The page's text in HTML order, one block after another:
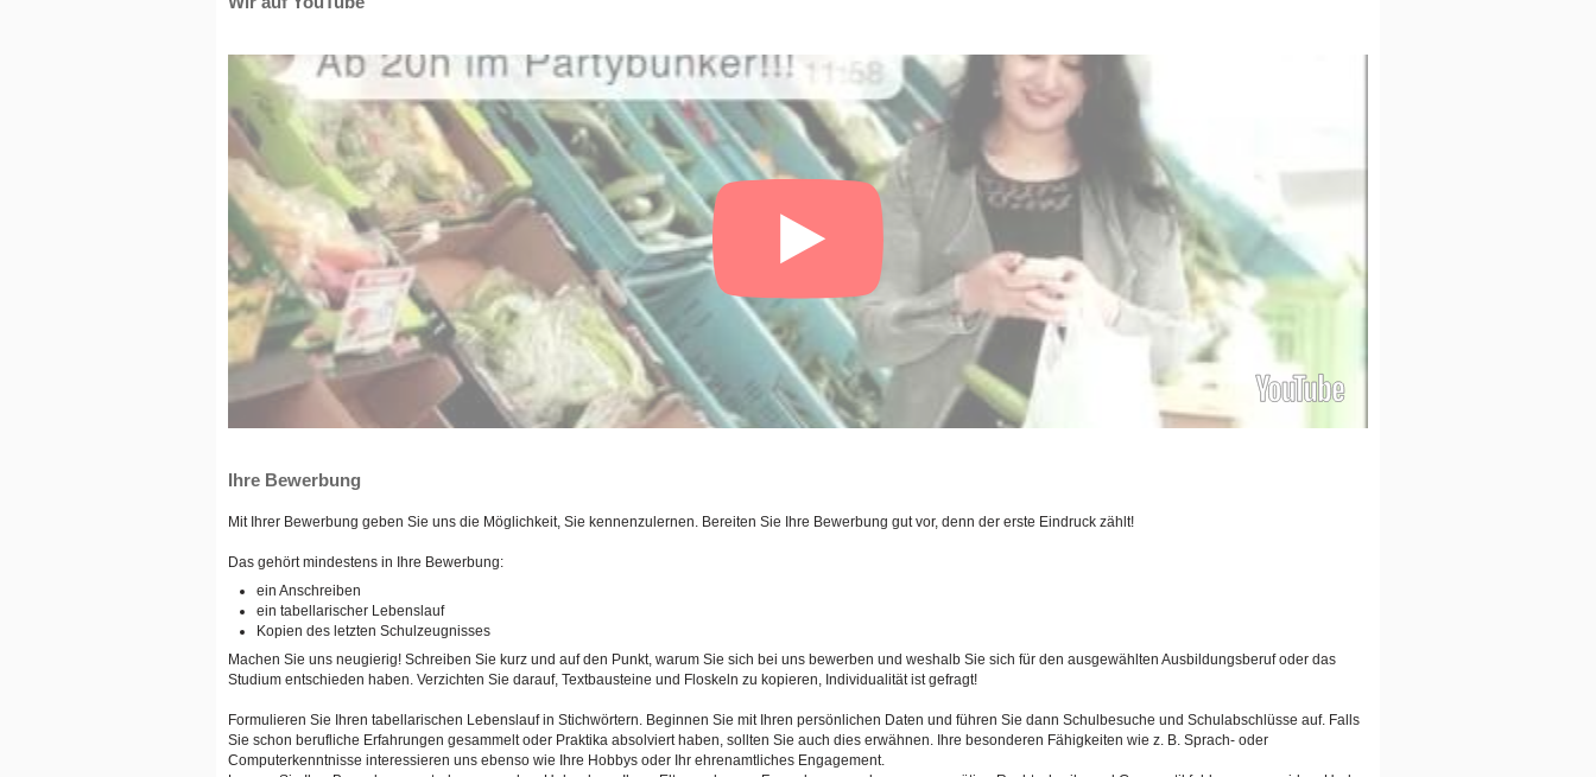
Ihre Bewerbung
Mit Ihrer Bewerbung geben Sie uns die Möglichkeit, Sie kennenzulernen. Bereiten Sie Ihre Bewerbung gut vor, denn der erste Eindruck zählt!
Das gehört mindestens in Ihre Bewerbung:
ein Anschreiben
ein tabellarischer Lebenslauf
Kopien des letzten Schulzeugnisses
Machen Sie uns neugierig! Schreiben Sie kurz und auf den Punkt, warum Sie sich bei uns bewerben und weshalb Sie sich für den ausgewählten Ausbildungsberuf oder das
Studium entschieden haben. Verzichten Sie darauf, Textbausteine und Floskeln zu kopieren, Individualität ist gefragt!
Formulieren Sie Ihren tabellarischen Lebenslauf in Stichwörtern. Beginnen Sie mit Ihren persönlichen Daten und führen Sie dann Schulbesuche und Schulabschlüsse auf. Falls
Sie schon berufliche Erfahrungen gesammelt oder Praktika absolviert haben, sollten Sie auch dies erwähnen. Ihre besonderen Fähigkeiten wie z. B. Sprach- oder
Computerkenntnisse interessieren uns ebenso wie Ihre Hobbys oder Ihr ehrenamtliches Engagement.